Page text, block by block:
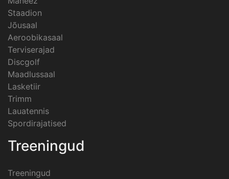
Staadion
Jõusaal
Aeroobikasaal
Terviserajad
Discgolf
Maadlussaal
Lasketiir
Trimm
Lauatennis
Spordirajatised
Treeningud
Treeningud